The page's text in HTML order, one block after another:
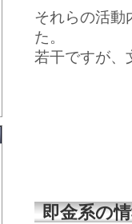
それらの活動
た。
若干ですが、
即金系の